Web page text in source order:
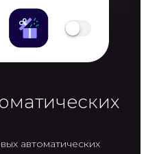
автоматических